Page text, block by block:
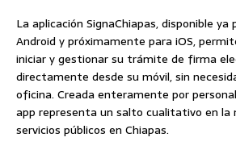
La aplicación SignaChiapas, disponible ya
Android y próximamente para iOS,
iniciar y gestionar su trámite de firma
directamente desde su móvil, sin
oficina. Creada enteramente por
app representa un salto cualitativo en la
servicios públicos en Chiapas.